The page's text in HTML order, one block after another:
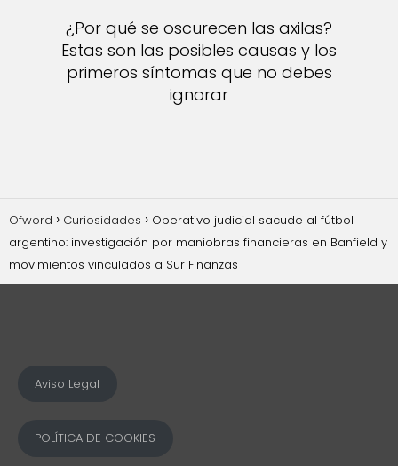
¿Por qué se oscurecen las axilas?
Estas son las posibles causas y los
primeros síntomas que no debes
ignorar
Ofword Curiosidades
Operativo judicial sacude al fútbol
argentino: investigación por maniobras financieras en Banfield y
movimientos vinculados a Sur Finanzas
Aviso Legal
POLÍTICA DE COOKIES